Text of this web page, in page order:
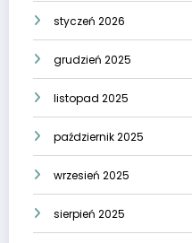
styczeń 2026
grudzień 2025
listopad 2025
październik 2025
wrzesień 2025
sierpień 2025